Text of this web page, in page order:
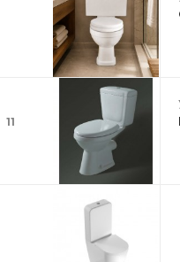
11